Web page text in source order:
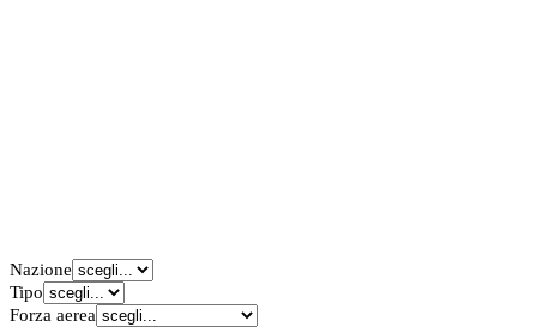
Nazione
Tipo
Forza aerea